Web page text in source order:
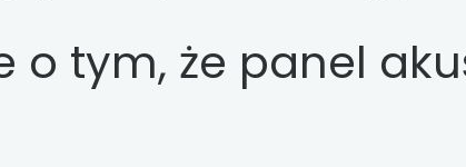
o tym, że panel